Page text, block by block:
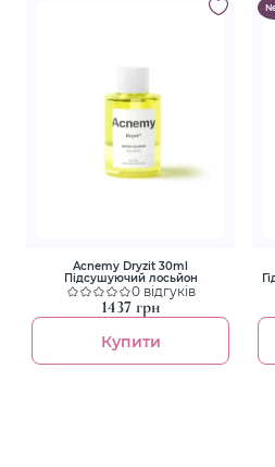
Acnemy Dryzit 30ml
Підсушуючий лосьйон
0 відгуків
1437 грн
Купити